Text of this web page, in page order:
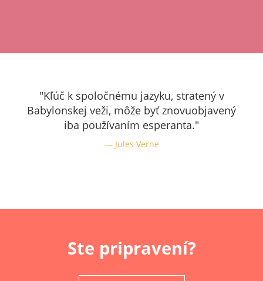
"Kľúč k spoločnému jazyku, stratený v
Babylonskej veži, môže byť znovuobjavený
iba používaním esperanta."
Jules Verne
Ste pripravení?